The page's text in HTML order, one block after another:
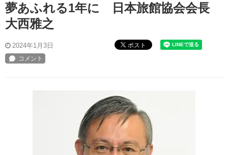
夢あふれる1年に 日本旅館協会会長
大西雅之
2024年1月3日 ポスト